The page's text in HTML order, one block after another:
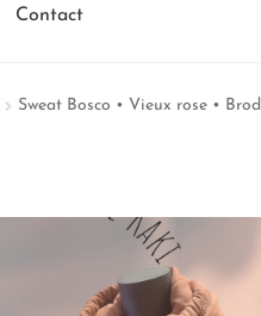
Contact
Sweat Bosco • Vieux rose •